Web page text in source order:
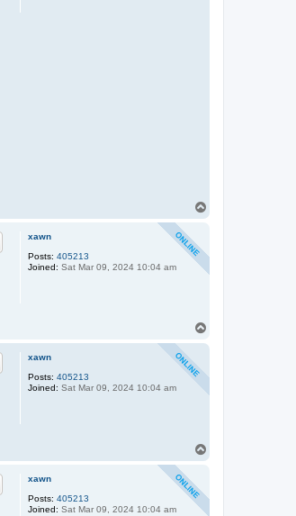
xawn
Posts: 405213
Joined: Sat Mar 09, 2024 10:04 am
xawn
Posts: 405213
Joined: Sat Mar 09, 2024 10:04 am
xawn
Posts: 405213
Joined: Sat Mar 09, 2024 10:04 am